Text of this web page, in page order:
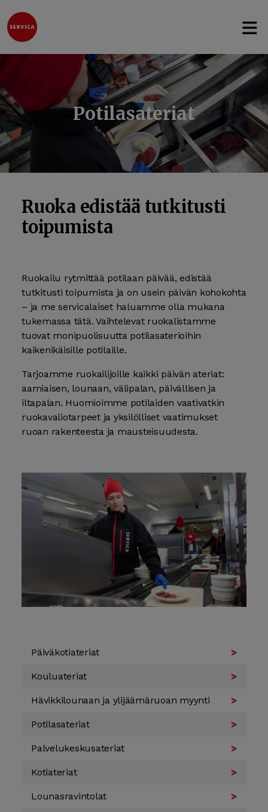
Avaa
Potilasateriat
Ruoka edistää tutkitusti
toipumista
Ruokailu rytmittää potilaan päivää, edistää
tutkitusti toipumista ja on usein päivän kohokohta
– ja me servicalaiset haluamme olla mukana
tukemassa tätä. Vaihtelevat ruokalistamme
tuovat monipuolisuutta potilasaterioihin
kaikenikäisille potilaille.
Tarjoamme ruokailijoille kaikki päivän ateriat:
aamiaisen, lounaan, välipalan, päivällisen ja
iltapalan. Huomioimme potilaiden vaativatkin
ruokavaliotarpeet ja yksilölliset vaatimukset
ruoan rakenteesta ja mausteisuudesta.
Päivä­koti­ateriat
Koulu­ateriat
Hävikki­lounaan ja yli­jäämä­ruoan myynti
Potilas­ateriat
Palvelu­keskus­ateriat
Koti­ateriat
Lounas­ravintolat